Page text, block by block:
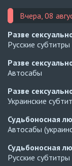
Вчера, 08
Разве
Русские субтитры
Разве
Автосабы
Разве
Украинские
Судьбоносная
Автосабы
Судьбоносная
Русские субтитры